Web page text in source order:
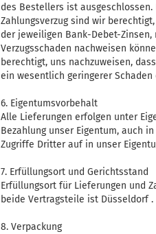
des Bestellers ist
Zahlungsverzug sind wir
der jeweiligen Bank-Debet-
Verzugsschaden nachweisen
berechtigt, uns nachzuweisen,
ein wesentlich geringerer
6. Eigentumsvorbehalt
Alle Lieferungen erfolgen unter
Bezahlung unser Eigentum, auch
Zugriffe Dritter auf in unser
7. Erfüllungsort und Gerichtsstand
Erfüllungsort für Lieferungen und
beide Vertragsteile ist Düsseldorf .
8. Verpackung